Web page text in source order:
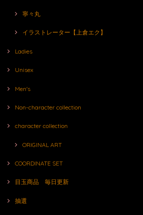
寧々丸
イラストレーター【上倉エク】
Ladies
Unisex
Men's
Non-character collection
character collection
ORIGINAL ART
COORDINATE SET
目玉商品 毎日更新
抽選